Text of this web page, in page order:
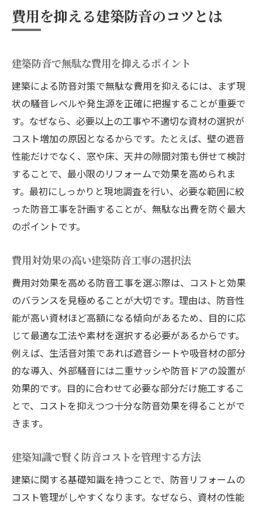
費用を抑える建築防音のコツとは
建築防音で無駄な費用を抑えるポイント
建築による防音対策で無駄な費用を抑えるには、まず現
状の騒音レベルや発生源を正確に把握することが重要で
す。なぜなら、必要以上の工事や不適切な資材の選択が
コスト増加の原因となるからです。たとえば、壁の遮音
性能だけでなく、窓や床、天井の隙間対策も併せて検討
することで、最小限のリフォームで効果を高められま
す。最初にしっかりと現地調査を行い、必要な範囲に絞
った防音工事を計画することが、無駄な出費を防ぐ最大
のポイントです。
費用対効果の高い建築防音工事の選択法
費用対効果を高める防音工事を選ぶ際は、コストと効果
のバランスを見極めることが大切です。理由は、防音性
能が高い資材ほど高額になる傾向があるため、目的に応
じて最適な工法や素材を選択する必要があるからです。
例えば、生活音対策であれば遮音シートや吸音材の部分
的な導入、外部騒音には二重サッシや防音ドアの設置が
効果的です。目的に合わせて必要な部分だけ施工するこ
とで、コストを抑えつつ十分な防音効果を得ることがで
きます。
建築知識で賢く防音コストを管理する方法
建築に関する基礎知識を持つことで、防音リフォームの
コスト管理がしやすくなります。なぜなら、資材の性能